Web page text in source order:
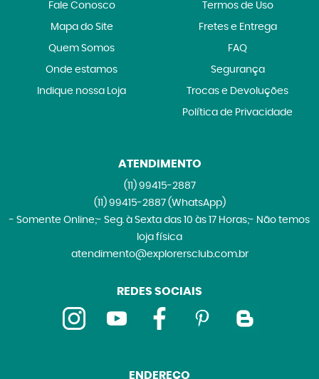
Fale Conosco
Mapa do Site
Quem Somos
Onde estamos
Indique nossa Loja
Termos de Uso
Fretes e Entrega
FAQ
Segurança
Trocas e Devoluções
Política de Privacidade
ATENDIMENTO
(11)99415-2887
(11)99415-2887 (WhatsApp)
- Somente Online;- Seg. à Sexta das 10 às 17 Horas;- Não temos
loja física
atendimento@explorersclub.com.br
REDES SOCIAIS
ENDEREÇO